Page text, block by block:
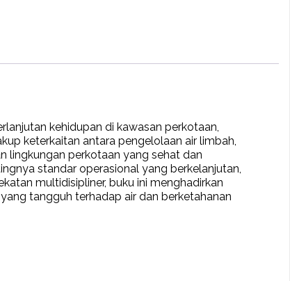
kehidupan di kawasan perkotaan,
keterkaitan antara pengelolaan air limbah,
lingkungan perkotaan yang sehat dan
standar operasional yang berkelanjutan,
multidisipliner, buku ini menghadirkan
tangguh terhadap air dan berketahanan